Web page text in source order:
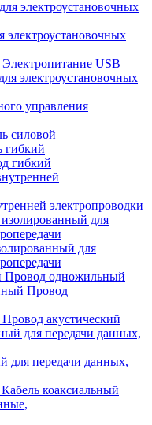
электроустановочных
Электропитание USB
электроустановочных
управления
силовой
гибкий
гибкий
электропроводки
для
Провод одножильный
Провод
Провод акустический
для передачи данных,
Кабель коаксиальный